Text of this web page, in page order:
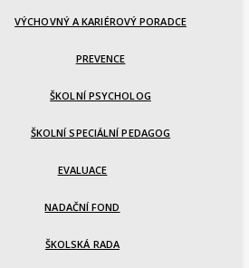
VÝCHOVNÝ A KARIÉROVÝ PORADCE
PREVENCE
ŠKOLNÍ PSYCHOLOG
ŠKOLNÍ SPECIÁLNÍ PEDAGOG
EVALUACE
NADAČNÍ FOND
ŠKOLSKÁ RADA